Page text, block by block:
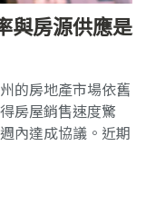
與房源供應是
的房地產市場依舊
房屋銷售速度驚
內達成協議。近期